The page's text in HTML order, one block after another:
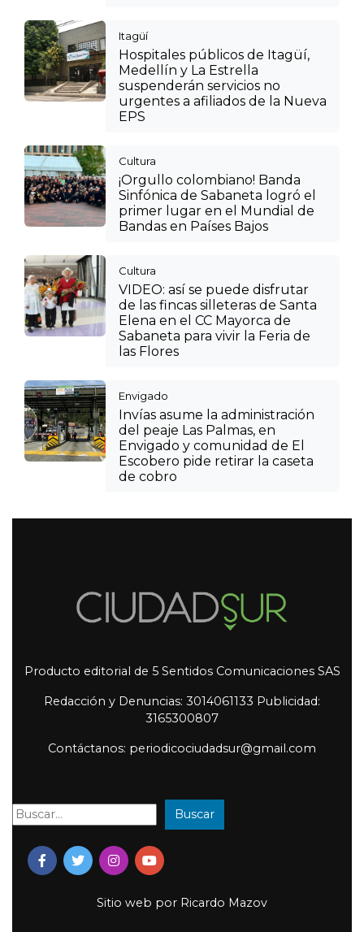
Itagüí
Hospitales públicos de Itagüí,
Medellín y La Estrella
suspenderán servicios no
urgentes a afiliados de la Nueva
EPS
Cultura
¡Orgullo colombiano! Banda
Sinfónica de Sabaneta logró el
primer lugar en el Mundial de
Bandas en Países Bajos
Cultura
VIDEO: así se puede disfrutar
de las fincas silleteras de Santa
Elena en el CC Mayorca de
Sabaneta para vivir la Feria de
las Flores
Envigado
Invías asume la administración
del peaje Las Palmas, en
Envigado y comunidad de El
Escobero pide retirar la caseta
de cobro
Producto editorial de 5 Sentidos Comunicaciones SAS
Redacción y Denuncias: 3014061133 Publicidad:
3165300807
Contáctanos: periodicociudadsur@gmail.com
Buscar: Buscar
Sitio web por Ricardo Mazov